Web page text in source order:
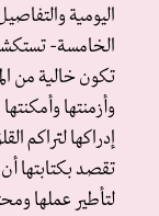
اليومية
الخامسة-
تكون خالية من
وأزمنتها
إدراكها لتراكم
تقصد بكتابتها
لتأطير عملها